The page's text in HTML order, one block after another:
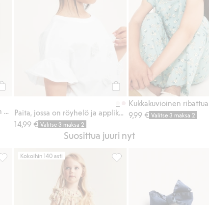
Kukkakuvioinen paita, jossa on puhvihihat
Paita, jossa on röyhelö ja applikointi
14,99 € Valitse 3 maksa 2
9,99 € Valitse 3 maksa 2
Suosittua juuri nyt
Peplumpaita, jossa on mansikkakuvio, Lisää suosikkeihin
Kokoihin 140 asti